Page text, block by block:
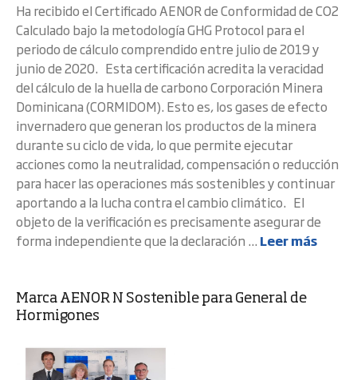
Ha recibido el Certificado AENOR de Conformidad de CO2
Calculado bajo la metodología GHG Protocol para el
periodo de cálculo comprendido entre julio de 2019 y
junio de 2020. Esta certificación acredita la veracidad
del cálculo de la huella de carbono Corporación Minera
Dominicana (CORMIDOM). Esto es, los gases de efecto
invernadero que generan los productos de la minera
durante su ciclo de vida, lo que permite ejecutar
acciones como la neutralidad, compensación o reducción
para hacer las operaciones más sostenibles y continuar
aportando a la lucha contra el cambio climático. El
objeto de la verificación es precisamente asegurar de
forma independiente que la declaración ... Leer más
Marca AENOR N Sostenible para General de
Hormigones